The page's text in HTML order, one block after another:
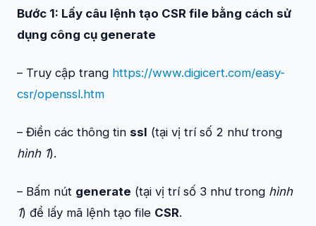
Bước 1: Lấy câu lệnh tạo CSR file bằng cách sử
dụng công cụ generate
– Truy cập trang https://www.digicert.com/easy-
csr/openssl.htm
– Điền các thông tin ssl (tại vị trí số 2 như trong
hình 1).
– Bấm nút generate (tại vị trí số 3 như trong hình
1) để lấy mã lệnh tạo file CSR.